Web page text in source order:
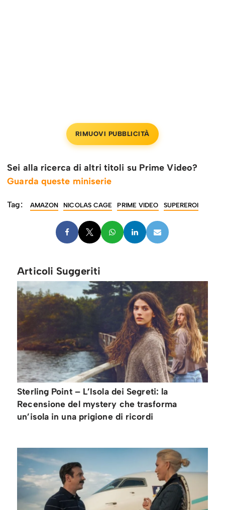
RIMUOVI PUBBLICITÀ
Sei alla ricerca di altri titoli su Prime Video?
Guarda queste miniserie
Tag: AMAZON NICOLAS CAGE PRIME VIDEO SUPEREROI
Articoli Suggeriti
Sterling Point – L’Isola dei Segreti: la
Recensione del mystery che trasforma
un’isola in una prigione di ricordi